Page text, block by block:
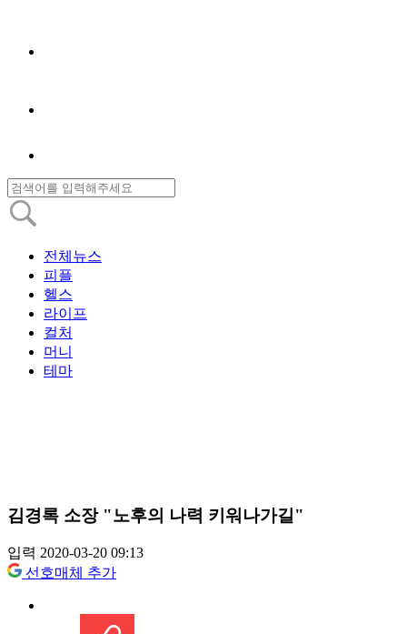
전체뉴스
피플
헬스
라이프
컬처
머니
테마
김경록 소장 "노후의 나력 키워나가길"
입력 2020-03-20 09:13
선호매체 추가